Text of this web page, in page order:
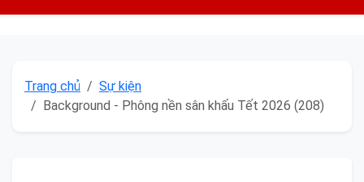
Trang chủ
Sự kiện
Background - Phông nền sân khấu Tết 2026 (208)